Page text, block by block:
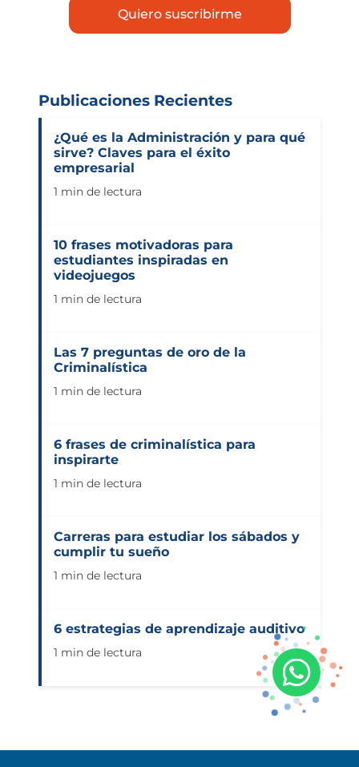
Publicaciones Recientes
¿Qué es la Administración y para qué
sirve? Claves para el éxito
empresarial
1 min de lectura
10 frases motivadoras para
estudiantes inspiradas en
videojuegos
1 min de lectura
Las 7 preguntas de oro de la
Criminalística
1 min de lectura
6 frases de criminalística para
inspirarte
1 min de lectura
Carreras para estudiar los sábados y
cumplir tu sueño
1 min de lectura
6 estrategias de aprendizaje auditivo
1 min de lectura